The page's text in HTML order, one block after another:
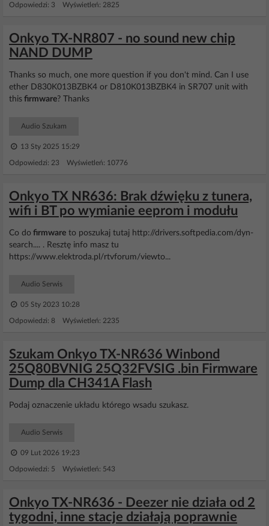
Odpowiedzi: 3 Wyświetleń: 2825
Onkyo TX-NR807 - no sound new chip
NAND DUMP
Thanks so much, one more question if you don't mind. Can I use
ether D830K013BZBK4 or D810K013BZBK4 in SR707 unit with
this firmware? Thanks
Audio Szukam
13 Sty 2025 15:29
Odpowiedzi: 23 Wyświetleń: 10776
Onkyo TX NR636: Brak dźwięku z tunera,
wifi i BT po wymianie eeprom i modułu
Co do firmware to poszukaj tutaj http://drivers.softpedia.com/dyn-
search.... . Resztę info masz tu
https://www.elektroda.pl/rtvforum/viewto...
Audio Serwis
05 Sty 2023 10:28
Odpowiedzi: 8 Wyświetleń: 2235
Szukam Onkyo TX-NR636 Winbond
25Q80BVNIG 25Q32FVSIG .bin Firmware
Dump dla CH341A Flash
Podaj oznaczenie układu którego wsadu szukasz.
Audio Serwis
09 Lut 2026 19:23
Odpowiedzi: 5 Wyświetleń: 543
Onkyo TX-NR636 - Deezer nie działa od 2
tygodni, inne stacje działają poprawnie